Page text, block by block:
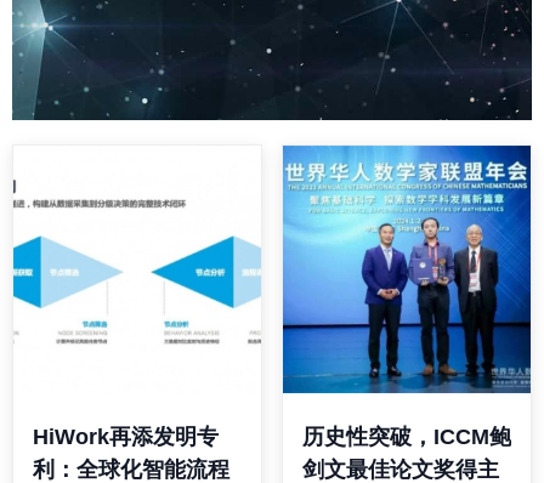
HiWork再添发明专
利：全球化智能流程
历史性突破，ICCM鲍
剑文最佳论文奖得主